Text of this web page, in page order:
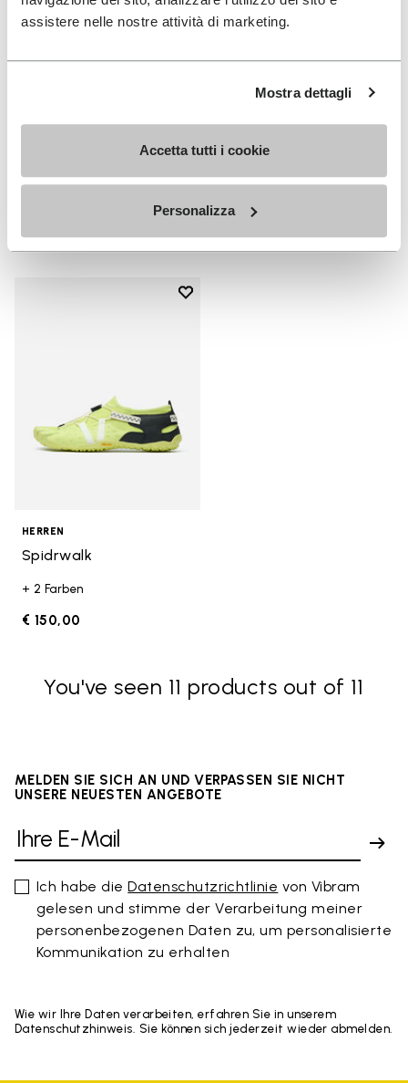
assistere nelle nostre attività di marketing.
Mostra dettagli
Accetta tutti i cookie
Personalizza
Breezandal
Add to wishlist
HERREN
Spidrwalk
+ 2 Farben
€ 150,00
You've seen 11 products out of 11
MELDEN SIE SICH AN UND VERPASSEN SIE NICHT
UNSERE NEUESTEN ANGEBOTE
Ich habe dieDatenschutzrichtlinie von Vibram
gelesen und stimme der Verarbeitung meiner
personenbezogenen Daten zu, um personalisierte
Kommunikation zu erhalten
Wie wir Ihre Daten verarbeiten, erfahren Sie in unserem
Datenschutzhinweis. Sie können sich jederzeit wieder abmelden.